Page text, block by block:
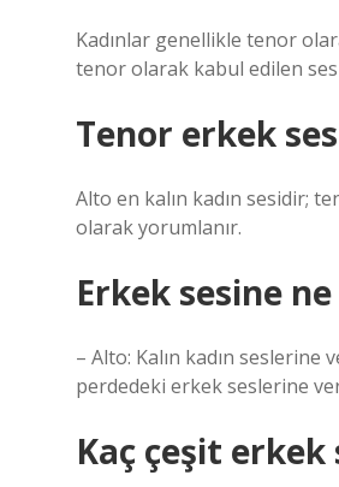
Kadınlar genellikle tenor
tenor olarak kabul edilen ses
Tenor erkek
Alto en kalın kadın sesidir;
olarak yorumlanır.
Erkek sesine
– Alto: Kalın kadın seslerine
perdedeki erkek seslerine
Kaç çeşit erkek